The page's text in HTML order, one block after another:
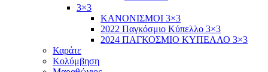
3×3
ΚΑΝΟΝΙΣΜΟΙ 3×3
2022 Παγκόσμιο Κύπελλο 3×3
2024 ΠΑΓΚΟΣΜΙΟ ΚΥΠΕΛΛΟ 3×3
Καράτε
Κολύμβηση